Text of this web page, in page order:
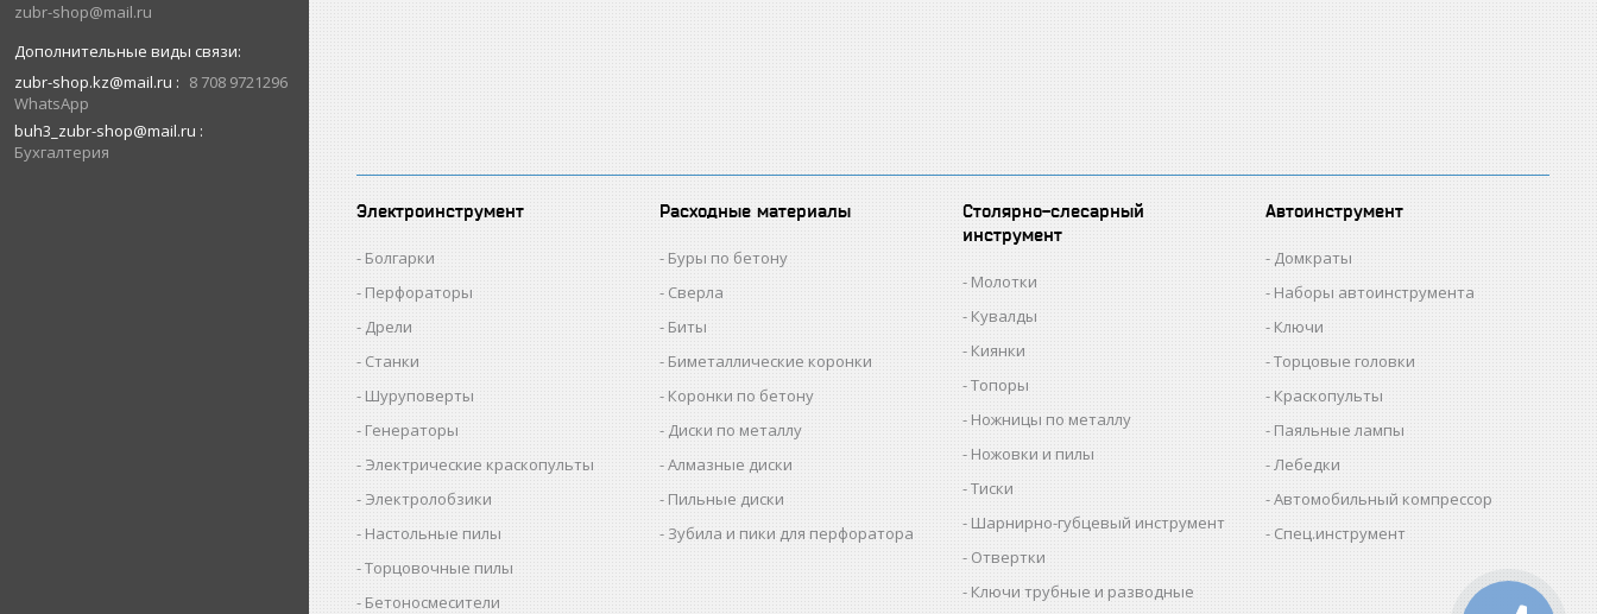
zubr-shop@mail.ru
zubr-shop.kz@mail.ru
8 708 9721296
WhatsApp
buh3_zubr-shop@mail.ru
Бухгалтерия
Электроинструмент
Болгарки
Перфораторы
Дрели
Станки
Шуруповерты
Генераторы
Электрические краскопульты
Электролобзики
Настольные пилы
Торцовочные пилы
Бетоносмесители
Расходные материалы
Буры по бетону
Сверла
Биты
Биметаллические коронки
Коронки по бетону
Диски по металлу
Алмазные диски
Пильные диски
Зубила и пики для перфоратора
Столярно-слесарный
инструмент
Молотки
Кувалды
Киянки
Топоры
Ножницы по металлу
Ножовки и пилы
Тиски
Шарнирно-губцевый инструмент
Отвертки
Ключи трубные и разводные
Автоинструмент
Домкраты
Наборы автоинструмента
Ключи
Торцовые головки
Краскопульты
Паяльные лампы
Лебедки
Автомобильный компрессор
Спец.инструмент